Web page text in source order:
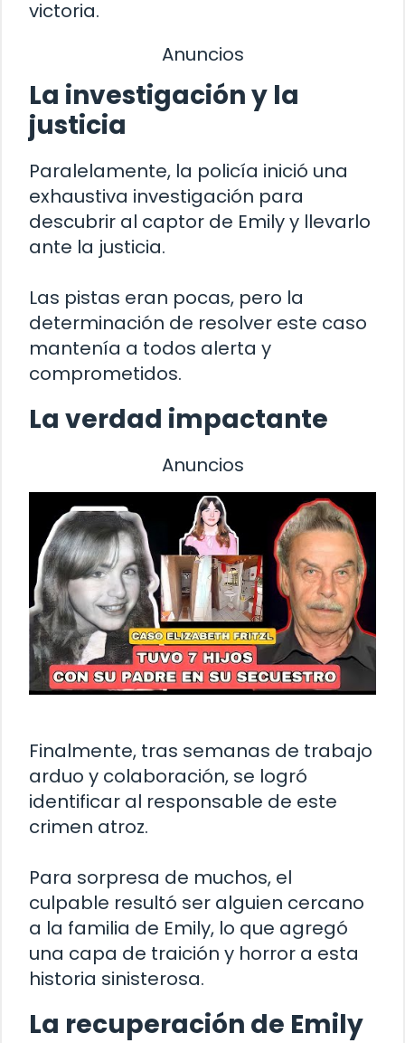
victoria.
Anuncios
La investigación y la
justicia
Paralelamente, la policía inició una
exhaustiva investigación para
descubrir al captor de Emily y llevarlo
ante la justicia.
Las pistas eran pocas, pero la
determinación de resolver este caso
mantenía a todos alerta y
comprometidos.
La verdad impactante
Anuncios
Finalmente, tras semanas de trabajo
arduo y colaboración, se logró
identificar al responsable de este
crimen atroz.
Para sorpresa de muchos, el
culpable resultó ser alguien cercano
a la familia de Emily, lo que agregó
una capa de traición y horror a esta
historia sinisterosa.
La recuperación de Emily